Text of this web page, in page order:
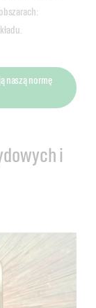
naszą normę
i